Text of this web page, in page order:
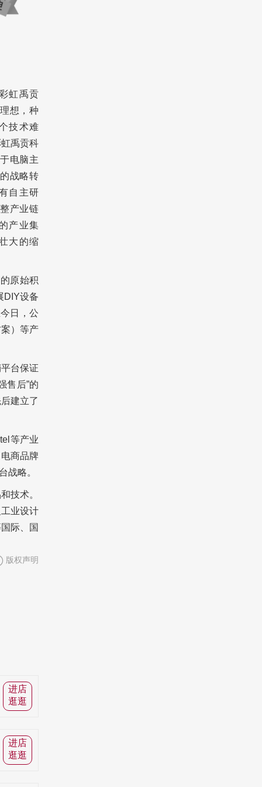
虹禹贡
想，种
技术难
禹贡科
电脑主
战略转
自主研
产业链
产业集
大的缩
原始积
DIY设备
日，公
）等产
台保证
售后”的
建立了
等产业
商品牌
战略。
技术。
业设计
际、国
版权声明
进店
逛逛
进店
逛逛